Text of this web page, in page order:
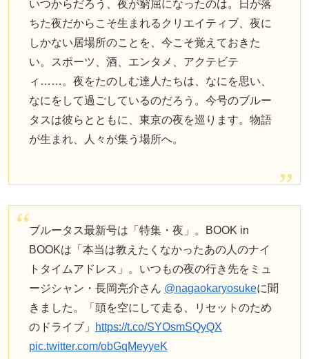
いつからだろう、夜が窮屈になったのは。日が落
ちた夜だからこそ生まれるクリエイティブ、夜に
しかない居場所のことを、今こそ覚えておきた
い。スポーツ、酒、エンタメ、アクテビテ
ィ……。夜をたのしむ達人たちは、なにを思い、
なにをして過ごしているのだろう。今号のブルー
タスは彼らとともに、東京の夜を巡ります。物語
が生まれ、人々が集う場所へ。
ブルータス最新号は「特集・夜」。BOOK in
BOOKは「本当は教えたくなかったあの人のナイ
トタイムアドレス」。いつもの夜の行き先をミュ
ージシャン・長岡亮介さん @nagaokaryosukeに聞
きました。「頭を空にして走る、リセットのため
のドライブ」
https://t.co/SYOsmSQyQX
pic.twitter.com/obGqMeyyeK